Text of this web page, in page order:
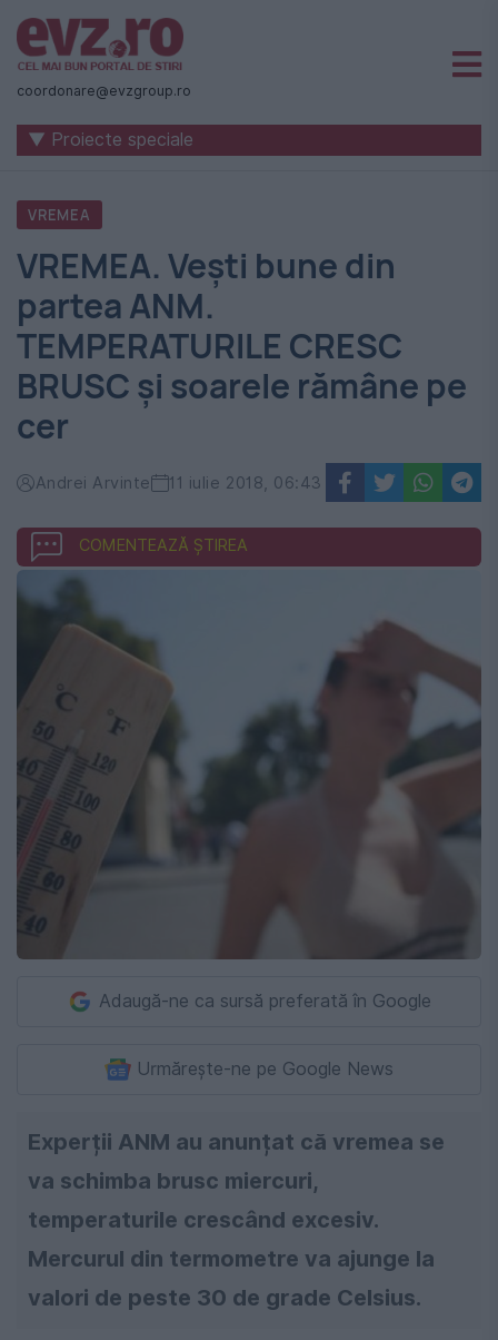
Știri
naționale
internaționale
România
-
Evenimentul
Zilei
coordonare@evzgroup.ro
▼ Proiecte speciale
VREMEA
VREMEA. Vești bune din
partea ANM.
TEMPERATURILE CRESC
BRUSC și soarele rămâne pe
cer
Andrei Arvinte 11 iulie 2018, 06:43
COMENTEAZĂ ȘTIREA
Adaugă-ne ca sursă preferată în Google
Urmărește-ne pe Google News
Experții ANM au anunțat că vremea se
va schimba brusc miercuri,
temperaturile crescând excesiv.
Mercurul din termometre va ajunge la
valori de peste 30 de grade Celsius.